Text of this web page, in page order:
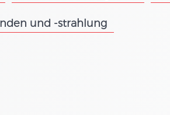
. und -strahlung